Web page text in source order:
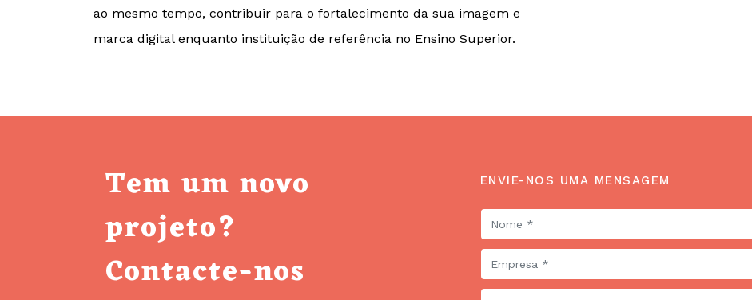
ao mesmo tempo, contribuir para o fortalecimento da sua imagem e
marca digital enquanto instituição de referência no Ensino Superior.
Tem um novo
projeto?
Contacte-nos
ENVIE-NOS UMA MENSAGEM